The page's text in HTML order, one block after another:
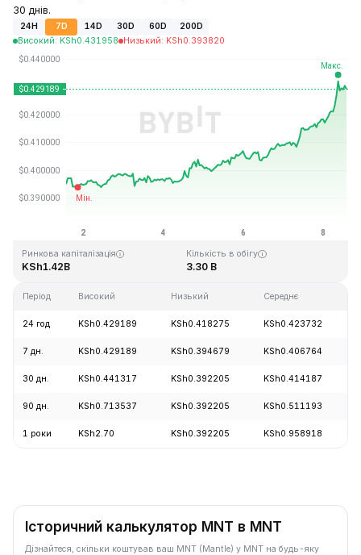
30 днів.
24H 7D 14D 30D 60D
200D
Високий: KSh0.431958 Низький: KSh0.393820
Останнє оновлення: 2026-08-08, 14:19 GMT+0
KSh0.307978
Ринкова капіталізація
KSh1.42B
Кількість в обігу
3.30 B
Період Високий Низький Середнє
24 год KSh0.429189 KSh0.418275 KSh0.423732
7 дн. KSh0.429189 KSh0.394679 KSh0.406764
30 дн. KSh0.441317 KSh0.392205 KSh0.414187
90 дн. KSh0.713537 KSh0.392205 KSh0.511193
1 роки KSh2.70 KSh0.392205 KSh0.958918
Історичний калькулятор MNT в MNT
Дізнайтеся, скільки коштував ваш MNT (Mantle) у MNT на будь-яку